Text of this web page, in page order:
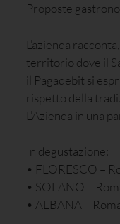
Proposte
L’azienda
territorio dove il
il Pagadebit si
rispetto della
L’Azienda in una
In degustazione:
• FLORESCO –
• SOLANO –
• ALBANA –